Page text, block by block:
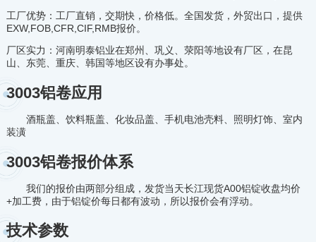
工厂优势：工厂直销，交期快，价格低。全国发货，外贸出口，提供
EXW,FOB,CFR,CIF,RMB报价。
厂区实力：河南明泰铝业在郑州、巩义、荥阳等地设有厂区，在昆
山、东莞、重庆、韩国等地区设有办事处。
3003铝卷应用
酒瓶盖、饮料瓶盖、化妆品盖、手机电池壳料、照明灯饰、室内
装潢
3003铝卷报价体系
我们的报价由两部分组成，发货当天长江现货A00铝锭收盘均价
+加工费，由于铝锭价每日都有波动，所以报价会有浮动。
技术参数